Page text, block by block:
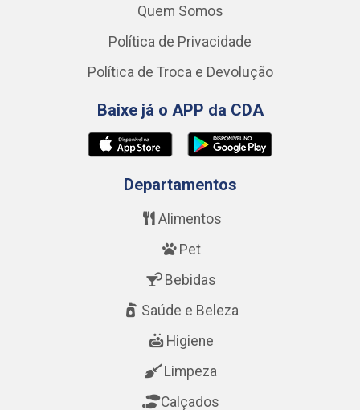
Quem Somos
Política de Privacidade
Política de Troca e Devolução
Baixe já o APP da CDA
Departamentos
Alimentos
Pet
Bebidas
Saúde e Beleza
Higiene
Limpeza
Calçados